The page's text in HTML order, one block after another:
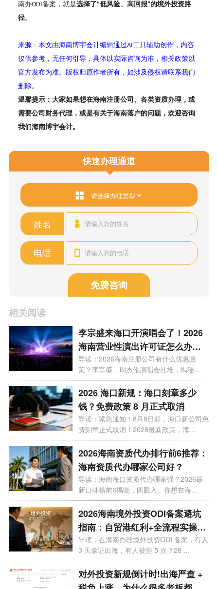
南办ODI备案，就是选择了“低风险、高回报”的境外投资路
径。
来源：本文由海南博宇会计编辑通过AI工具辅助创作，内容
仅供参考，无任何引导，具体以实际咨询为准，相关政策以
官方发布为准。版权归原作者所有，如涉及侵权请联系我们
删除。
温馨提示：大家如果想在海南注册公司、各类资质办理，或
需要公司财务代理，或是有关于海南落户的问题，欢迎咨询
我们海南博宇会计。
快速办理通道
姓名
电话
免费咨询
相关阅读
李宗盛来海口开演唱会了！2026
海南营业性演出许可证怎么办
理？一文看懂海南演艺补贴申报
合规全流程
导读：2026海南注册公司有什么优惠政
策？李宗盛、周杰伦演唱会扎堆，揭秘...
2026 海口新规：海口刻章多少
钱？免费政策 8 月正式取消
导读：紧急通知！8月8日起，海口新公司免
费刻章正式取消！2026最新政策，海...
2026海南资质代办排行前6推荐：
海南资质代办哪家公司好？
导读：海南海口资质代办哪家强？2026最
新口碑榜前6揭晓，闭眼入。你想在海...
2026海南境外投资ODI备案避坑
指南：自贸港红利+全流程实操，
28个问题一次讲透
导读：在海南办理境外投资ODI 备案，有人
3 天拿证出海，有人被拒 5 次？28 ...
对外投资新规倒计时!出海严查 +